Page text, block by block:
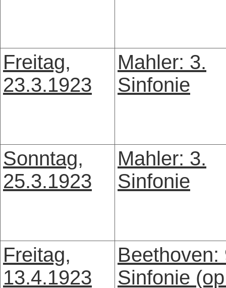
Freitag,
23.3.1923
Mahler: 3.
Sinfonie
Sonntag,
25.3.1923
Mahler: 3.
Sinfonie
Freitag,
13.4.1923
Beethoven:
Sinfonie